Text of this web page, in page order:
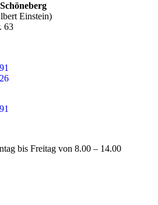
Einstein)
63
bis Freitag von 8.00 – 14.00